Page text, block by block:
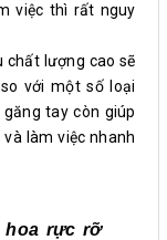
việc thì rất nguy
chất lượng cao sẽ
với một số loại
tay còn giúp
làm việc nhanh
hoa rực rỡ